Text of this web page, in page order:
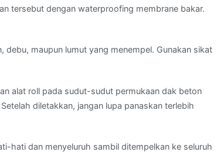
tersebut dengan waterproofing membrane bakar.
maupun lumut yang menempel. Gunakan sikat
alat roll pada sudut-sudut permukaan dak beton
diletakkan, jangan lupa panaskan terlebih
hati dan menyeluruh sambil ditempelkan ke seluruh